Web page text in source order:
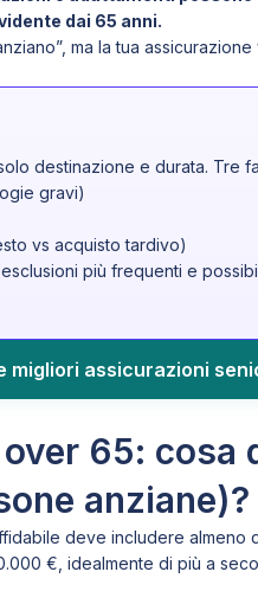
dai 65 anni.
ma la tua
destinazione e durata. Tre
gravi)
vs acquisto tardivo)
più frequenti e
migliori assicurazioni
65: cosa
anziane)?
deve includere almeno
€, idealmente di più a